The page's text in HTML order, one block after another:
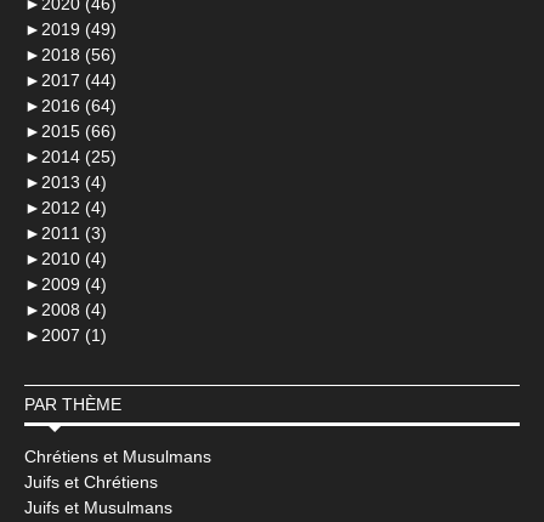
► 2019 (49)
► 2018 (56)
► 2017 (44)
► 2016 (64)
► 2015 (66)
► 2014 (25)
► 2013 (4)
► 2012 (4)
► 2011 (3)
► 2010 (4)
► 2009 (4)
► 2008 (4)
► 2007 (1)
PAR THÈME
Chrétiens et Musulmans
Juifs et Chrétiens
Juifs et Musulmans